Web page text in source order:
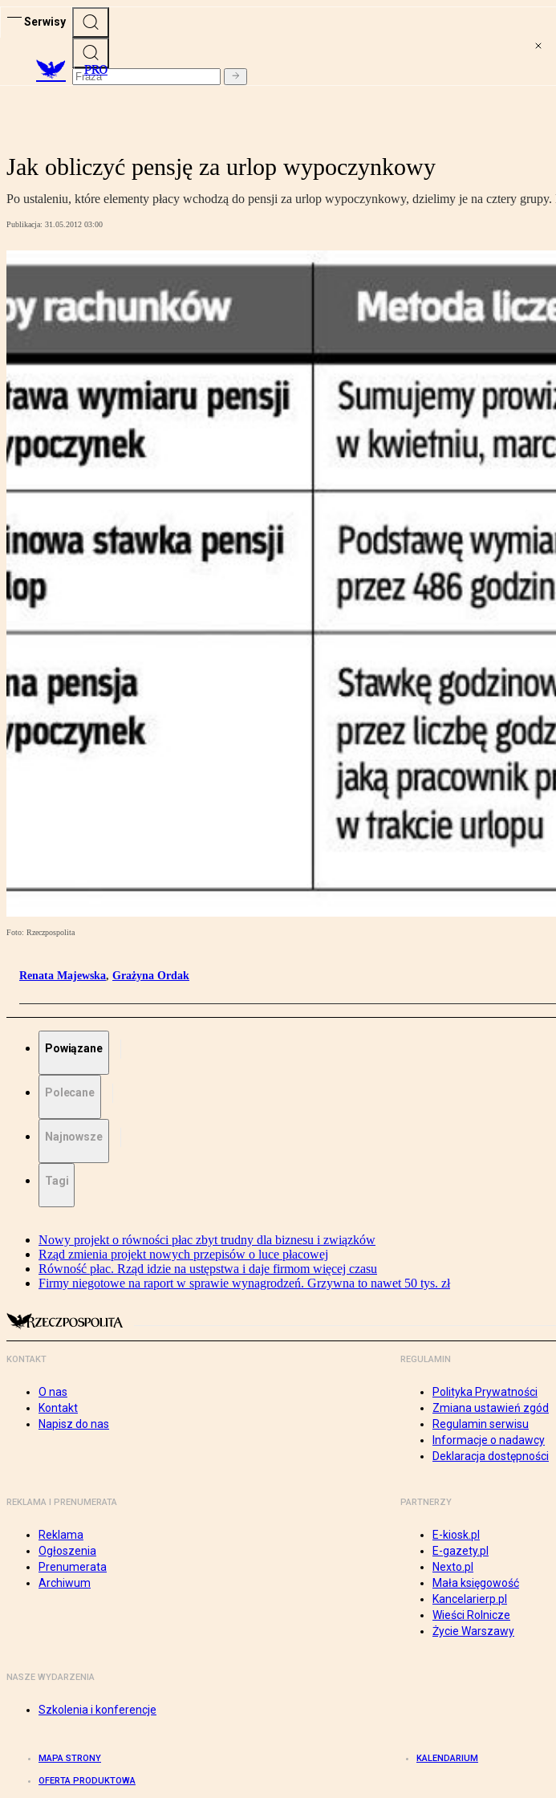
Serwisy
PRO
Jak obliczyć pensję za urlop wypoczynkowy
Po ustaleniu, które elementy płacy wchodzą do pensji za urlop wypoczynkowy, dzielimy je na cztery
Publikacja: 31.05.2012 03:00
Foto: Rzeczpospolita
Renata Majewska, Grażyna Ordak
Powiązane
Polecane
Najnowsze
Tagi
Nowy projekt o równości płac zbyt trudny dla biznesu i związków
Rząd zmienia projekt nowych przepisów o luce płacowej
Równość płac. Rząd idzie na ustępstwa i daje firmom więcej czasu
Firmy niegotowe na raport w sprawie wynagrodzeń. Grzywna to nawet 50 tys. zł
KONTAKT
O nas
Kontakt
Napisz do nas
REGULAMIN
Polityka Prywatności
Zmiana ustawień zgód
Regulamin serwisu
Informacje o nadawcy
Deklaracja dostępności
REKLAMA I PRENUMERATA
Reklama
Ogłoszenia
Prenumerata
Archiwum
PARTNERZY
E-kiosk.pl
E-gazety.pl
Nexto.pl
Mała księgowość
Kancelarierp.pl
Wieści Rolnicze
Życie Warszawy
NASZE WYDARZENIA
Szkolenia i konferencje
MAPA STRONY KALENDARIUM
OFERTA PRODUKTOWA